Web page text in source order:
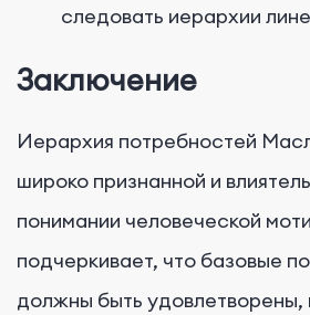
следовать иерархии
Заключение
Иерархия потребностей
широко признанной и
понимании человеческой
подчеркивает, что базовые
должны быть